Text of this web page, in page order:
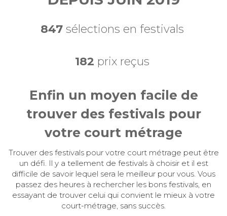
847 sélections en festivals
182 prix reçus
Enfin un moyen facile de
trouver des festivals pour
votre court métrage
Trouver des festivals pour votre court métrage peut être
un défi. Il y a tellement de festivals à choisir et il est
difficile de savoir lequel sera le meilleur pour vous. Vous
passez des heures à rechercher les bons festivals, en
essayant de trouver celui qui convient le mieux à votre
court-métrage, sans succès.